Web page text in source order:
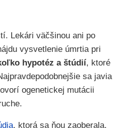
Lekári väčšinou ani po
vysvetlenie úmrtia pri
hypotéz a štúdií, ktoré
sa javia
ogenetickej mutácii
, ktorá sa ňou zaoberala,